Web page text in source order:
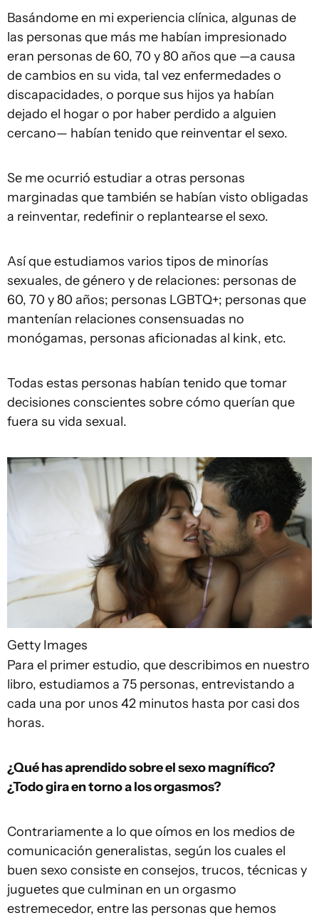
Basándome en mi experiencia clínica, algunas de
las personas que más me habían impresionado
eran personas de 60, 70 y 80 años que —a causa
de cambios en su vida, tal vez enfermedades o
discapacidades, o porque sus hijos ya habían
dejado el hogar o por haber perdido a alguien
cercano— habían tenido que reinventar el sexo.
Se me ocurrió estudiar a otras personas
marginadas que también se habían visto obligadas
a reinventar, redefinir o replantearse el sexo.
Así que estudiamos varios tipos de minorías
sexuales, de género y de relaciones: personas de
60, 70 y 80 años; personas LGBTQ+; personas que
mantenían relaciones consensuadas no
monógamas, personas aficionadas al kink, etc.
Todas estas personas habían tenido que tomar
decisiones conscientes sobre cómo querían que
fuera su vida sexual.
Getty Images
Para el primer estudio, que describimos en nuestro
libro, estudiamos a 75 personas, entrevistando a
cada una por unos 42 minutos hasta por casi dos
horas.
¿Qué has aprendido sobre el sexo magnífico?
¿Todo gira en torno a los orgasmos?
Contrariamente a lo que oímos en los medios de
comunicación generalistas, según los cuales el
buen sexo consiste en consejos, trucos, técnicas y
juguetes que culminan en un orgasmo
estremecedor, entre las personas que hemos